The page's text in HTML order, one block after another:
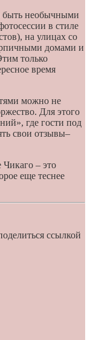
быть необычными
в стиле
на улицах со
домами и
только
время
можно не
Для этого
где гости под
свои отзывы–
Чикаго – это
еще теснее
ссылкой